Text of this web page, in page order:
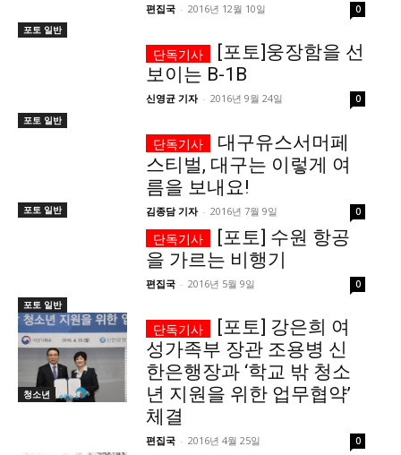
수완 키즈 청년공감
멤버십 소개
저널리즘 바이브
출판서비스
보도자료 작성 서비스
스위프트 하이브
라라프레스
오픈미트
수완 키즈 청년공감
저널리즘 바이브
출판서비스
보도자료 작성 서비스
스위프트 하이브
오픈미트
깊이를 더하고 넓이를 채우다, 전 세대를 위한 뉴스
포토 일반
편집국 - 2016년 12월 10일 0
포토 일반
[포토]웅장함을 선
보이는 B-1B
신영균 기자 - 2016년 9월 24일 0
포토 일반
대구유스서머페
스티벌, 대구는 이렇게 여
름을 보내요!
김종담 기자 - 2016년 7월 9일 0
포토 일반
[포토] 수원 항공
을 가르는 비행기
편집국 - 2016년 5월 9일 0
청소년
[포토] 강은희 여
성가족부 장관 조용병 신
한은행장과 ‘학교 밖 청소
년 지원을 위한 업무협약’
체결
편집국 - 2016년 4월 25일 0